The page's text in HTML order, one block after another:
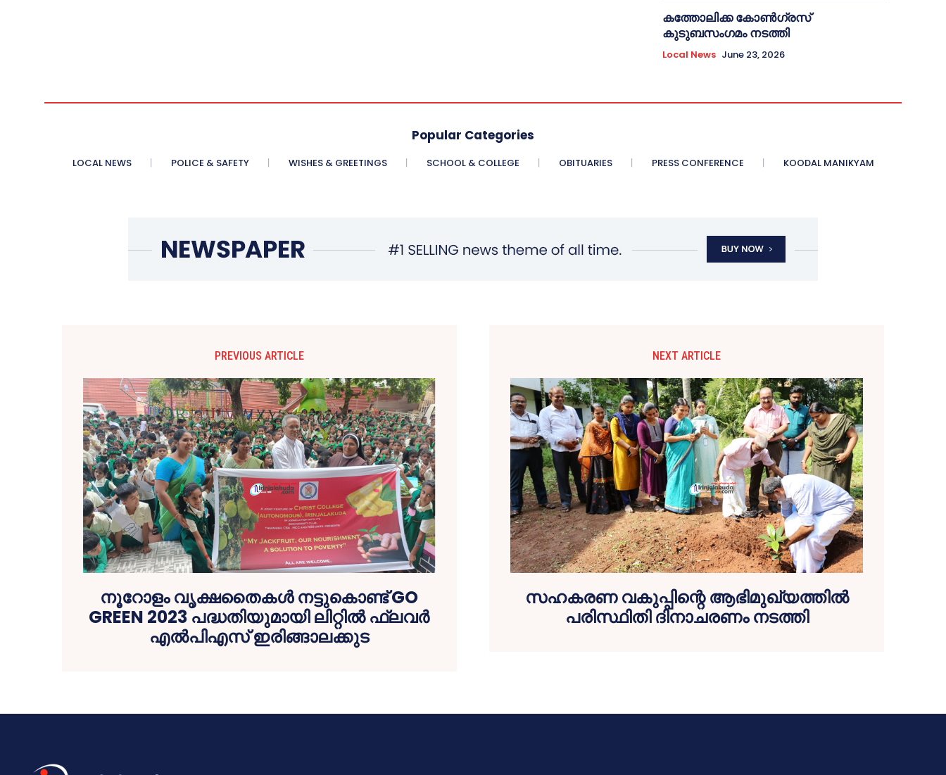
കത്തോലിക്ക കോൺഗ്രസ്
കുടുബസംഗമം നടത്തി
Local News June 23, 2026
Popular Categories
LOCAL NEWS POLICE & SAFETY WISHES & GREETINGS SCHOOL & COLLEGE OBITUARIES PRESS CONFERENCE KOODAL MANIKYAM
PREVIOUS ARTICLE
നൂറോളം വൃക്ഷതൈകൾ നട്ടുകൊണ്ട് GO
GREEN 2023 പദ്ധതിയുമായി ലിറ്റിൽ ഫ്ലവർ
എൽപിഎസ് ഇരിങ്ങാലക്കുട
NEXT ARTICLE
സഹകരണ വകുപ്പിന്റെ ആഭിമുഖ്യത്തിൽ
പരിസ്ഥിതി ദിനാചരണം നടത്തി